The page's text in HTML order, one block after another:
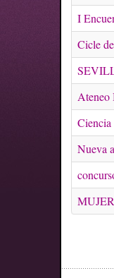
I
Cicle
Ateneo
Ciencia
Nueva